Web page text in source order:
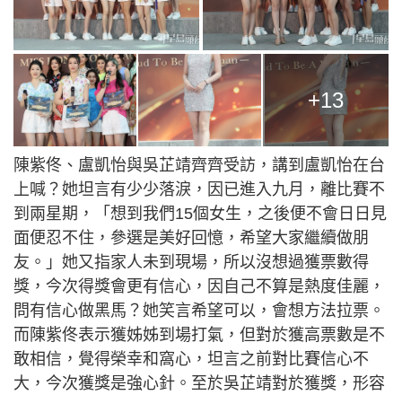
+13
陳紫佟、盧凱怡與吳芷靖齊齊受訪，講到盧凱怡在台
上喊？她坦言有少少落淚，因已進入九月，離比賽不
到兩星期，「想到我們15個女生，之後便不會日日見
面便忍不住，參選是美好回憶，希望大家繼續做朋
友。」她又指家人未到現場，所以沒想過獲票數得
獎，今次得獎會更有信心，因自己不算是熱度佳麗，
問有信心做黑馬？她笑言希望可以，會想方法拉票。
而陳紫佟表示獲姊姊到場打氣，但對於獲高票數是不
敢相信，覺得榮幸和窩心，坦言之前對比賽信心不
大，今次獲獎是強心針。至於吳芷靖對於獲獎，形容